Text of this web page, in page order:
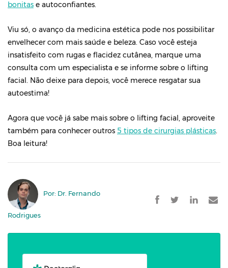
bonitas e autoconfiantes.
Viu só, o avanço da medicina estética pode nos possibilitar
envelhecer com mais saúde e beleza. Caso você esteja
insatisfeito com rugas e flacidez cutânea, marque uma
consulta com um especialista e se informe sobre o lifting
facial. Não deixe para depois, você merece resgatar sua
autoestima!
Agora que você já sabe mais sobre o lifting facial, aproveite
também para conhecer outros 5 tipos de cirurgias plásticas.
Boa leitura!
Por: Dr. Fernando
Rodrigues